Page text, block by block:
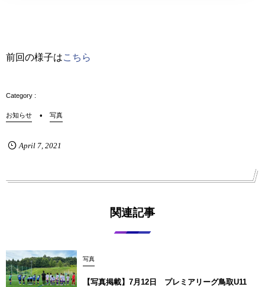
前回の様子はこちら
お知らせ 写真
April 7, 2021
関連記事
写真
【写真掲載】7月12日 プレミアリーグ鳥取U11